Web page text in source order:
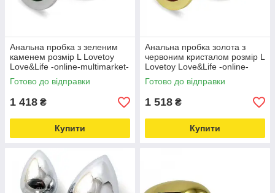
Анальна пробка з зеленим
каменем розмір L Lovetoy
Love&Life -online-multimarket-
Готово до відправки
1 418 ₴
Купити
Анальна пробка золота з
червоним кристалом розмір L
Lovetoy Love&Life -online-
multimarket-
Готово до відправки
1 518 ₴
Купити